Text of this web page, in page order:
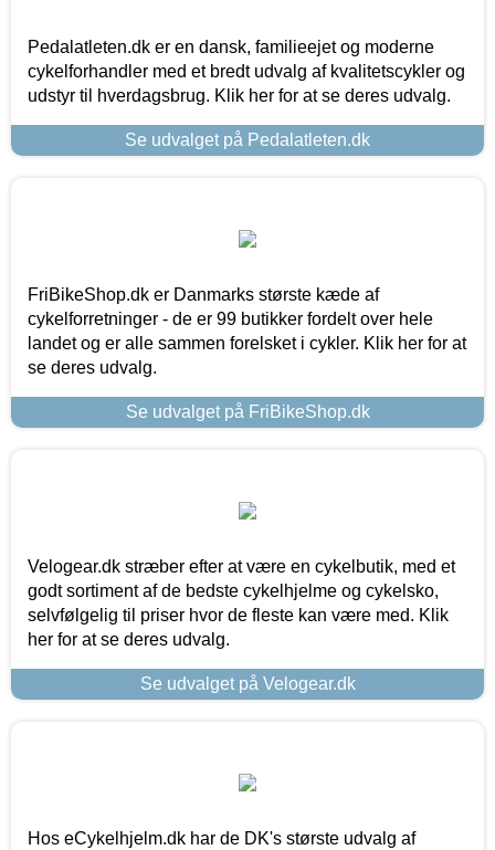
Pedalatleten.dk er en dansk, familieejet og moderne
cykelforhandler med et bredt udvalg af kvalitetscykler og
udstyr til hverdagsbrug. Klik her for at se deres udvalg.
Se udvalget på Pedalatleten.dk
FriBikeShop.dk er Danmarks største kæde af
cykelforretninger - de er 99 butikker fordelt over hele
landet og er alle sammen forelsket i cykler. Klik her for at
se deres udvalg.
Se udvalget på FriBikeShop.dk
Velogear.dk stræber efter at være en cykelbutik, med et
godt sortiment af de bedste cykelhjelme og cykelsko,
selvfølgelig til priser hvor de fleste kan være med. Klik
her for at se deres udvalg.
Se udvalget på Velogear.dk
Hos eCykelhjelm.dk har de DK's største udvalg af